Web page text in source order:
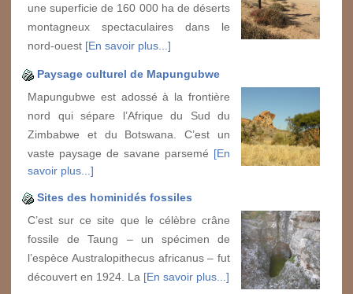
une superficie de 160 000 ha de déserts
montagneux spectaculaires dans le
nord-ouest [En savoir plus...]
Paysage culturel de Mapungubwe
Mapungubwe est adossé à la frontière
nord qui sépare l’Afrique du Sud du
Zimbabwe et du Botswana. C’est un
vaste paysage de savane parsemé [En
savoir plus...]
Sites des hominidés fossiles
C’est sur ce site que le célèbre crâne
fossile de Taung – un spécimen de
l’espèce Australopithecus africanus – fut
découvert en 1924. La [En savoir plus...]